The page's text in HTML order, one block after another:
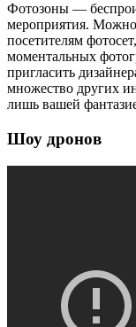
Фотозоны —
мероприятия. Можно
посетителям
моментальных
пригласить
множество других
лишь вашей
Шоу дронов